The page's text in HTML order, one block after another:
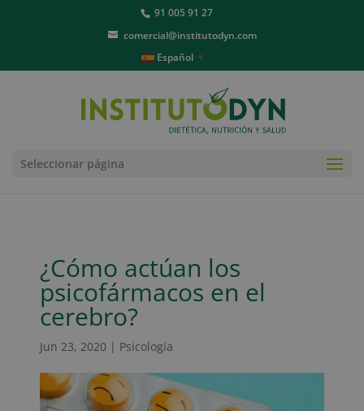
91 005 91 27
comercial@institutodyn.com
Español ▼
Seleccionar página
¿Cómo actúan los
psicofármacos en el
cerebro?
Jun 23, 2020 | Psicología